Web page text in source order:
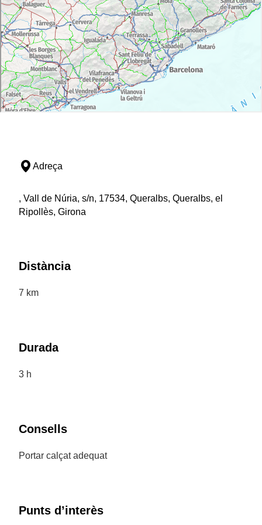
l'esquerra que porten a la plaça del Raig.
Queralbs és un típic poble de muntanya, i és
interessant visitar-hi l'església de Sant Jaume, amb
porxo i capitells. La ruta finalitza a l'estació de tren, on
s'arriba seguint la carretera en direcció a Ribes.
Adreça
, Vall de Núria, s/n, 17534, Queralbs, Queralbs, el
Ripollès, Girona
Distància
7 km
Durada
3 h
Consells
Portar calçat adequat
Punts d’interès